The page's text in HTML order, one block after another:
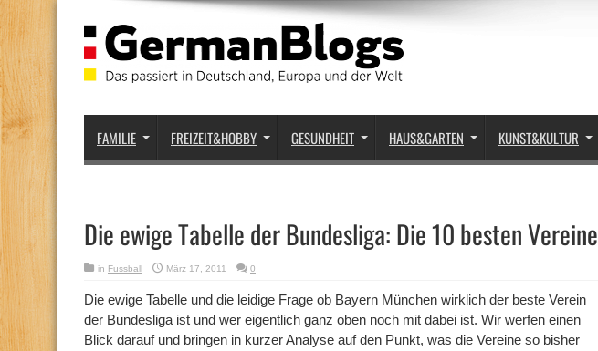
FAMILIE FREIZEIT&HOBBY GESUNDHEIT HAUS&GARTEN KUNST&KULTUR
Die ewige Tabelle der Bundesliga: Die 10 besten Vereine
in Fussball März 17, 2011 0
Die ewige Tabelle und die leidige Frage ob Bayern München wirklich der beste Verein
der Bundesliga ist und wer eigentlich ganz oben noch mit dabei ist. Wir werfen einen
Blick darauf und bringen in kurzer Analyse auf den Punkt, was die Vereine so bisher